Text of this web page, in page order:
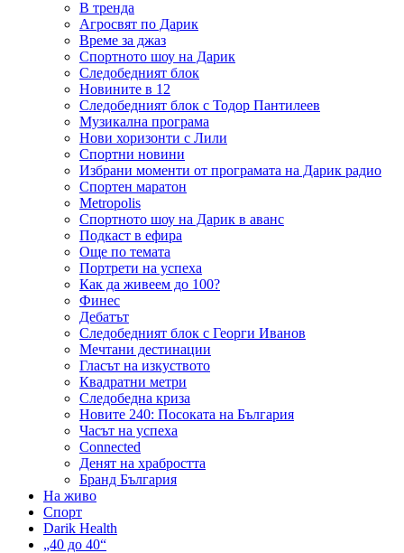
В тренда
Агросвят по Дарик
Време за джаз
Спортното шоу на Дарик
Следобедният блок
Новините в 12
Следобедният блок с Тодор Пантилеев
Музикална програма
Нови хоризонти с Лили
Спортни новини
Избрани моменти от програмата на Дарик радио
Спортен маратон
Metropolis
Спортното шоу на Дарик в аванс
Подкаст в ефира
Още по темата
Портрети на успеха
Как да живеем до 100?
Финес
Дебатът
Следобедният блок с Георги Иванов
Мечтани дестинации
Гласът на изкуството
Квадратни метри
Следобедна криза
Новите 240: Посоката на България
Часът на успеха
Connected
Денят на храбростта
Бранд България
На живо
Спорт
Darik Health
„40 до 40“